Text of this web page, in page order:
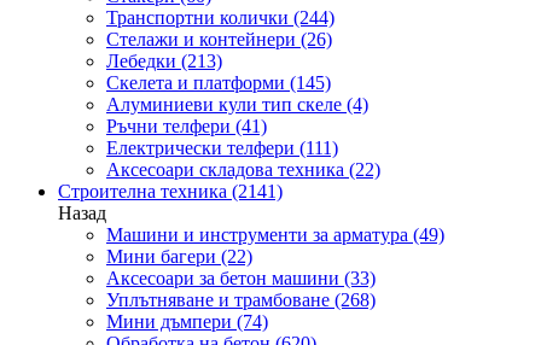
Транспортни колички (244)
Стелажи и контейнери (26)
Лебедки (213)
Скелета и платформи (145)
Алуминиеви кули тип скеле (4)
Ръчни телфери (41)
Електрически телфери (111)
Аксесоари складова техника (22)
Строителна техника (2141)
Назад
Машини и инструменти за арматура (49)
Мини багери (22)
Аксесоари за бетон машини (33)
Уплътняване и трамбоване (268)
Мини дъмпери (74)